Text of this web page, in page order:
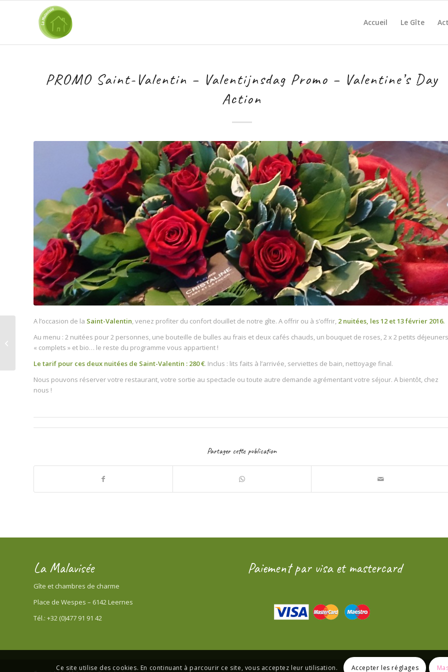
Accueil Le Gîte
PROMO Saint-Valentin – Valentijnsdag Promo – Valentine’s Day
Action
A l’occasion de la Saint-Valentin, venez profiter du confort douillet de notre gîte. A offrir ou à s’offrir, 2 nuitées, les 12 et 13 février 2016.
Au menu : 2 nuitées pour 2 personnes, une bouteille de bulles au frais et deux cafés chauds, un bouquet de roses, 2 x 2 petits déjeuners
« complets » et bio… le reste du programme vous appartient !
Le tarif pour ces deux nuitées de Saint-Valentin : 280 €. Inclus : lits faits à l’arrivée, serviettes de bain, nettoyage final.
Nous pouvons réserver votre restaurant, votre sortie au spectacle ou toute autre demande agrémentant votre séjour. A bientôt, chez
nous !
Partager cette publication
La Malavisée
Gîte et chambres de charme
Place de Wespes – 6142 Leernes
Tél.: +32 (0)477 91 91 42
Paiement par visa et mastercard
Concours – Une nuitée
en gîte à gagner !
Ce site utilise des cookies. En continuant à parcourir ce site, vous acceptez leur utilisation. Accepter les réglages